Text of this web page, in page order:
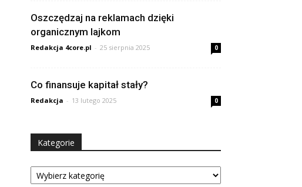
Oszczędzaj na reklamach dzięki
organicznym lajkom
Redakcja 4core.pl - 25 sierpnia 2025 0
Co finansuje kapitał stały?
Redakcja - 13 lutego 2025 0
Kategorie
Kategorie